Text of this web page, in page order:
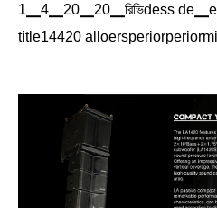
1▁4▁20▁20▁রিভিdess
title14420 alloersperiorperiormid-টু-